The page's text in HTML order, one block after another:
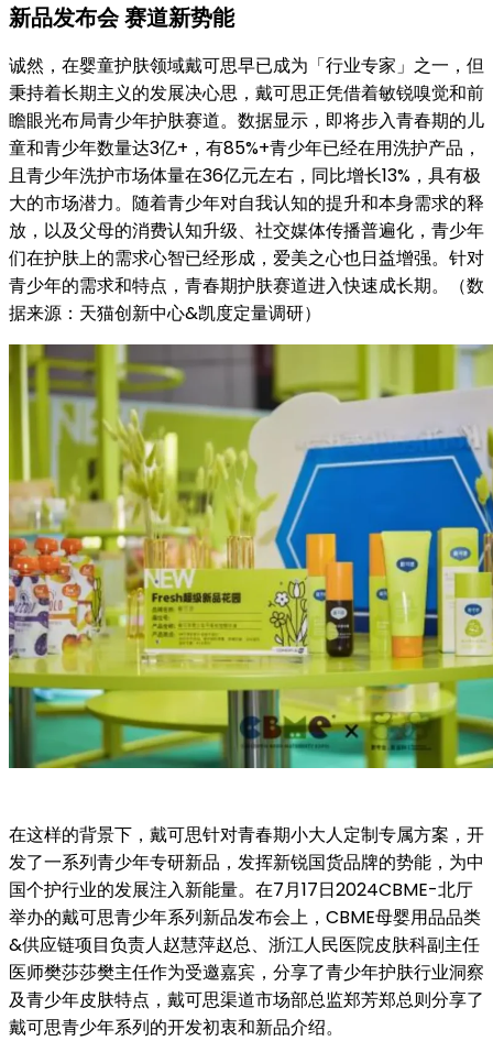
新品发布会 赛道新势能
诚然，在婴童护肤领域戴可思早已成为「行业专家」之一，但
秉持着长期主义的发展决心思，戴可思正凭借着敏锐嗅觉和前
瞻眼光布局青少年护肤赛道。数据显示，即将步入青春期的儿
童和青少年数量达3亿+，有85%+青少年已经在用洗护产品，
且青少年洗护市场体量在36亿元左右，同比增长13%，具有极
大的市场潜力。随着青少年对自我认知的提升和本身需求的释
放，以及父母的消费认知升级、社交媒体传播普遍化，青少年
们在护肤上的需求心智已经形成，爱美之心也日益增强。针对
青少年的需求和特点，青春期护肤赛道进入快速成长期。（数
据来源：天猫创新中心&凯度定量调研）
在这样的背景下，戴可思针对青春期小大人定制专属方案，开
发了一系列青少年专研新品，发挥新锐国货品牌的势能，为中
国个护行业的发展注入新能量。在7月17日2024CBME-北厅
举办的戴可思青少年系列新品发布会上，CBME母婴用品品类
&供应链项目负责人赵慧萍赵总、浙江人民医院皮肤科副主任
医师樊莎莎樊主任作为受邀嘉宾，分享了青少年护肤行业洞察
及青少年皮肤特点，戴可思渠道市场部总监郑芳郑总则分享了
戴可思青少年系列的开发初衷和新品介绍。